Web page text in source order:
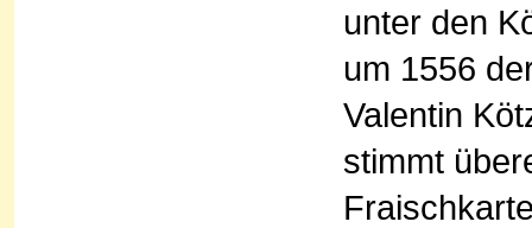
unter den
um 1556
Valentin
stimmt